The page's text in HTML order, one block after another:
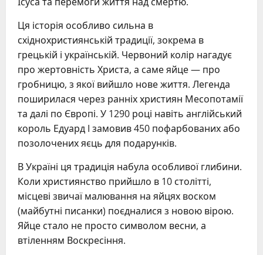
Ця історія особливо сильна в
східнохристиянській традиції, зокрема в
грецькій і українській. Червоний колір нагадує
про жертовність Христа, а саме яйце — про
гробницю, з якої вийшло нове життя. Легенда
поширилася через ранніх християн Месопотамії
та далі по Європі. У 1290 році навіть англійський
король Едуард I замовив 450 пофарбованих або
позолочених яєць для подарунків.
В Україні ця традиція набула особливої глибини.
Коли християнство прийшло в 10 столітті,
місцеві звичаї малювання на яйцях воском
(майбутні писанки) поєдналися з новою вірою.
Яйце стало не просто символом весни, а
втіленням Воскресіння.